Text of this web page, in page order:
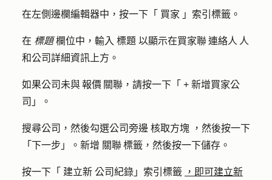
在左側邊欄編輯器中，按一下「 買家 」索引標籤。
在 標題欄位中，輸入 標題 以顯示在買家聯 連絡人 人
和公司詳細資訊上方。
如果公司未與 報價 關聯，請按一下「 + 新增買家公
司 」。
搜尋公司，然後勾選公司旁邊 核取方塊 ，然後按一下
「 下一步 」。新增 關聯 標籤 ，然後按一下儲存 。
按一下「 建立新 公司紀錄」索引標籤 ，即可建立新